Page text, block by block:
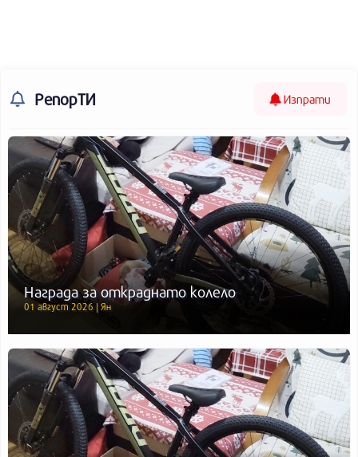
РепорТИ Изпрати
Награда за откраднато колело
01 август 2026 | Ян